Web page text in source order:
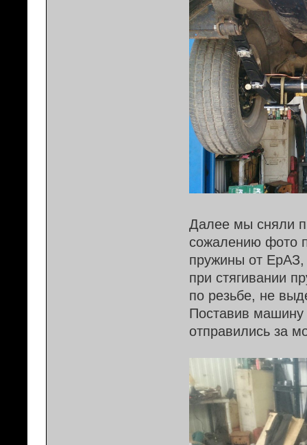
Далее мы сняли
сожалению фото
пружины от ЕрАЗ,
при стягивании
по резьбе, не
Поставив машину
отправились за